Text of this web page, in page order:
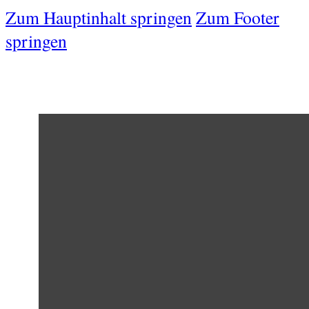
Zum Hauptinhalt springenZum Footer
springen